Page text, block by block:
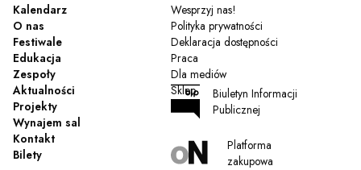
Kalendarz
O nas
Festiwale
Edukacja
Zespoły
Aktualności
Projekty
Wynajem sal
Kontakt
Bilety
Wesprzyj nas!
Polityka prywatności
Deklaracja dostępności
Praca
Dla mediów
Sklep
Biuletyn Informacji
Publicznej
Platforma
zakupowa